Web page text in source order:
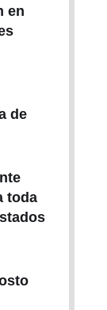
en
de
toda